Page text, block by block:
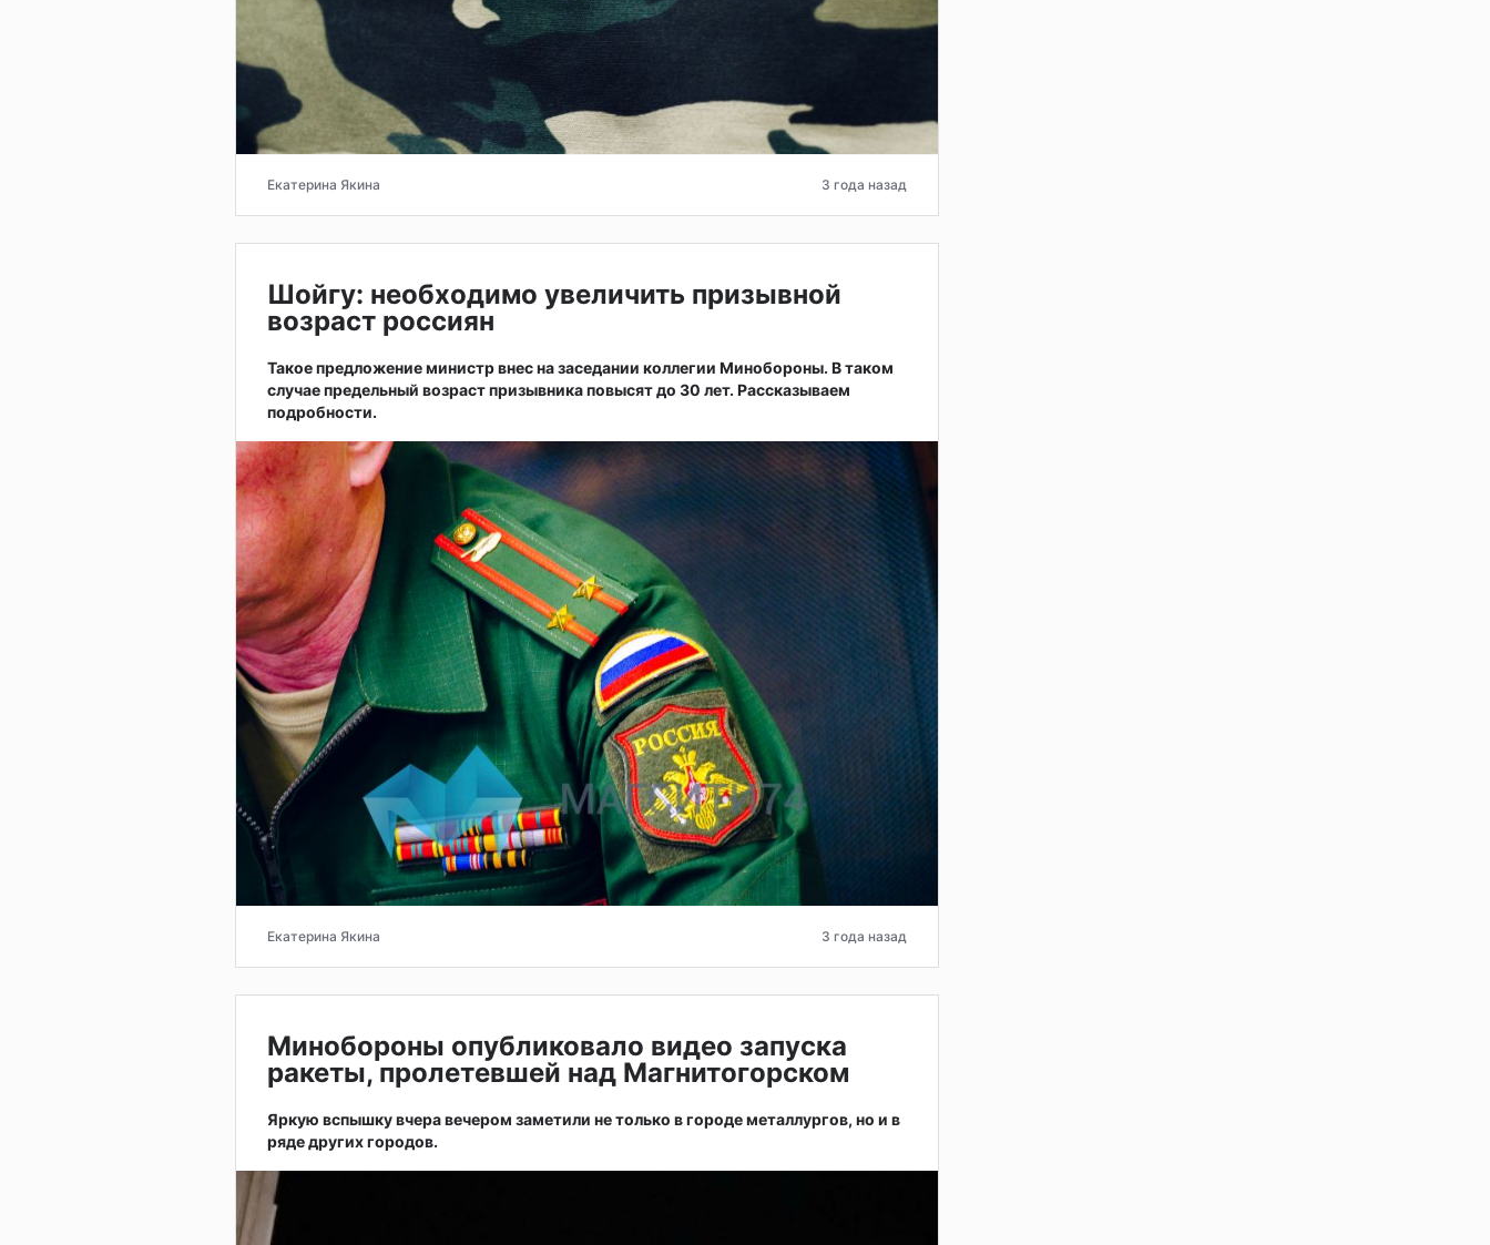
Екатерина Якина 3 года назад
Шойгу: необходимо увеличить призывной
возраст россиян
Такое предложение министр внес на заседании коллегии Минобороны. В таком
случае предельный возраст призывника повысят до 30 лет. Рассказываем
подробности.
Екатерина Якина 3 года назад
Минобороны опубликовало видео запуска
ракеты, пролетевшей над Магнитогорском
Яркую вспышку вчера вечером заметили не только в городе металлургов, но и в
ряде других городов.